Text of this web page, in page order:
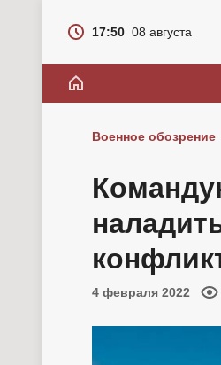
17:50 08 августа
Военное обозрение
4 февраля 2022